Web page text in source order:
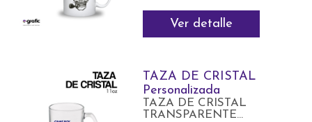
Ver detalle
TAZA DE CRISTAL
Personalizada
TAZA DE CRISTAL
TRANSPARENTE...